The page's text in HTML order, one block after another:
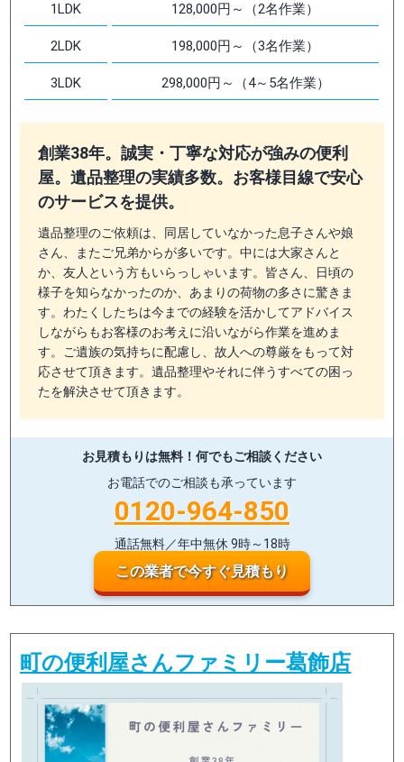
1LDK 128,000円～（2名作業）
2LDK 198,000円～（3名作業）
3LDK 298,000円～（4～5名作業）
創業38年。誠実・丁寧な対応が強みの便利
屋。遺品整理の実績多数。お客様目線で安心
のサービスを提供。
遺品整理のご依頼は、同居していなかった息子さんや娘
さん、またご兄弟からが多いです。中には大家さんと
か、友人という方もいらっしゃいます。皆さん、日頃の
様子を知らなかったのか、あまりの荷物の多さに驚きま
す。わたくしたちは今までの経験を活かしてアドバイス
しながらもお客様のお考えに沿いながら作業を進めま
す。ご遺族の気持ちに配慮し、故人への尊厳をもって対
応させて頂きます。遺品整理やそれに伴うすべての困っ
たを解決させて頂きます。
お見積もりは無料！ 何でもご相談ください
お電話でのご相談も承っています
0120-964-850
通話無料／年中無休 9時～18時
この業者で今すぐ見積もり
町の便利屋さんファミリー葛飾店